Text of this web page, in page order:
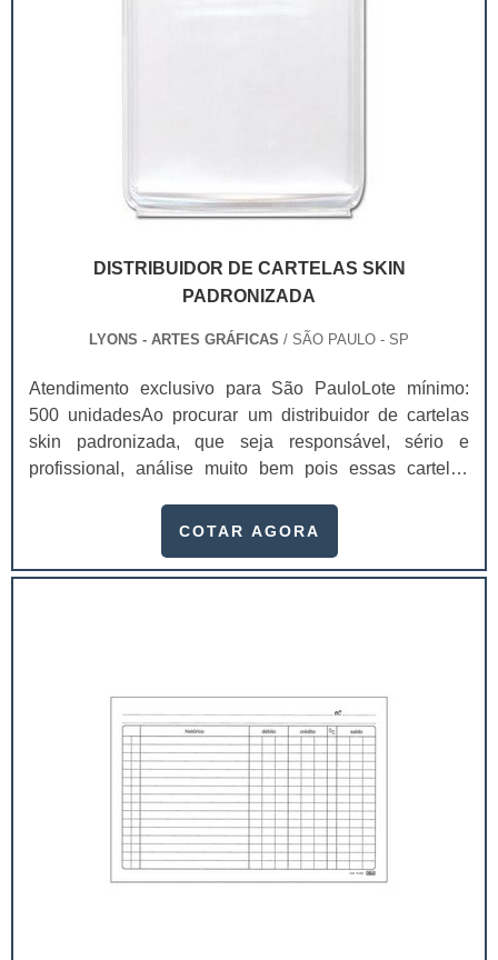
DISTRIBUIDOR DE CARTELAS SKIN
PADRONIZADA
LYONS - ARTES GRÁFICAS / SÃO PAULO - SP
Atendimento exclusivo para São PauloLote mínimo:
500 unidadesAo procurar um distribuidor de cartelas
skin padronizada, que seja responsável, sério e
profissional, análise muito bem pois essas cartelas
produto.A busca por empresas sérias para adquirir esse
podem assegurar aos clientes características pontuais
COTAR AGORA